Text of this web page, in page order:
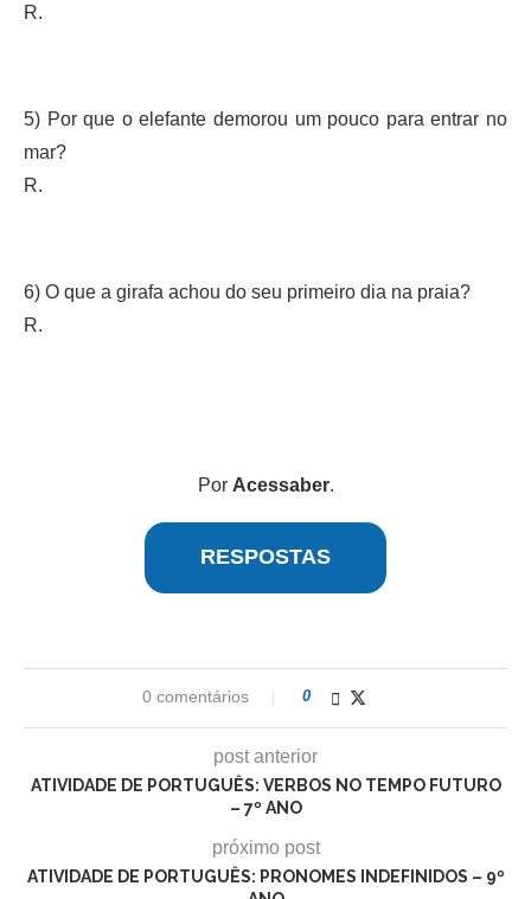
R.
5) Por que o elefante demorou um pouco para entrar no
mar?
R.
6) O que a girafa achou do seu primeiro dia na praia?
R.
Por Acessaber.
RESPOSTAS
0 comentários 0
post anterior
ATIVIDADE DE PORTUGUÊS: VERBOS NO TEMPO FUTURO
– 7º ANO
próximo post
ATIVIDADE DE PORTUGUÊS: PRONOMES INDEFINIDOS – 9º